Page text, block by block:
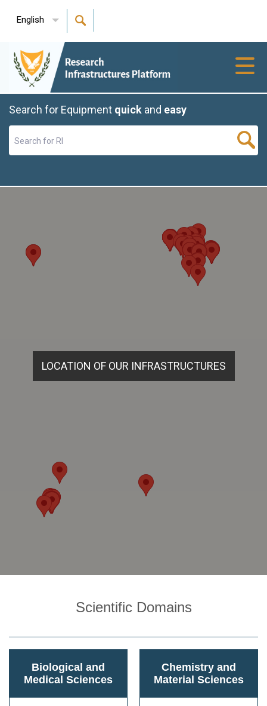
English
Search for Equipment quick and easy
LOCATION OF OUR INFRASTRUCTURES
Scientific Domains
Biological and
Medical Sciences
Chemistry and
Material Sciences